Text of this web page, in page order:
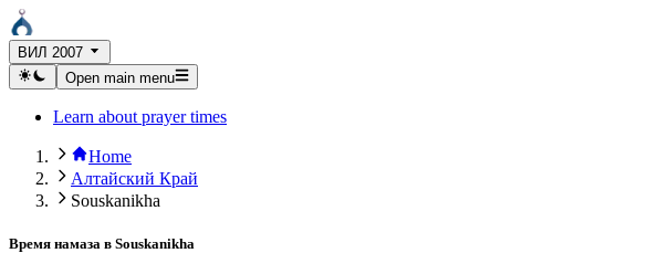
ВИЛ 2007
Open main menu
Learn about prayer times
Home
Алтайский Край
Souskanikha
Время намаза в Souskanikha